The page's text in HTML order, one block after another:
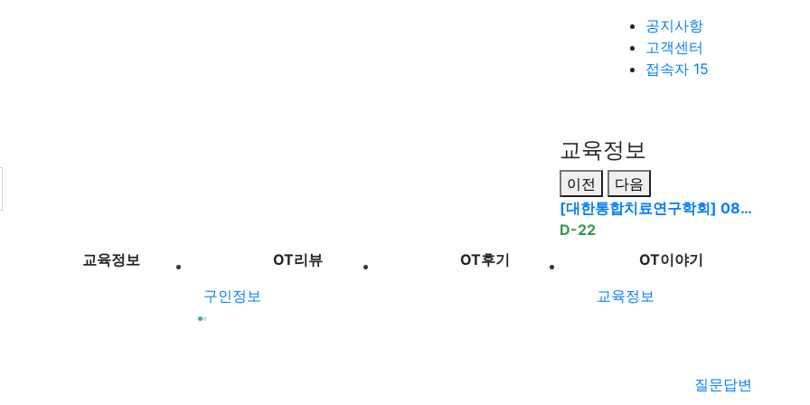
공지사항
고객센터
접속자 15
교육정보
이전
다음
[대한통합치료연구학회] 08…
D-22
교육정보
OT리뷰 OT후기
OT이야기
구인정보
교육정보
질문답변